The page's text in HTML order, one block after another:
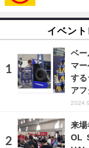
イベン
ベー
マ
する
アフ
来場
OL